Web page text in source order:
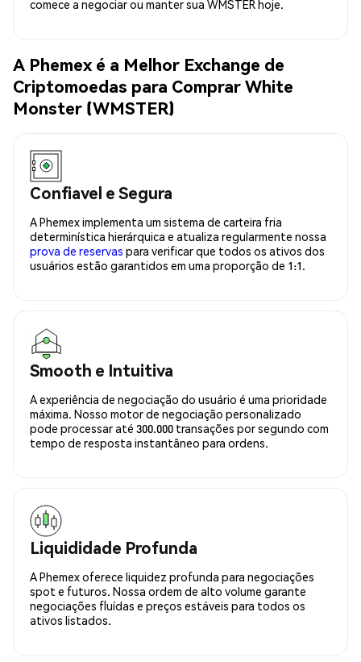
comece a negociar ou manter sua WMSTER hoje.
A Phemex é a Melhor Exchange de
Criptomoedas para Comprar White
Monster (WMSTER)
Confiavel e Segura
A Phemex implementa um sistema de carteira fria
determinística hierárquica e atualiza regularmente nossa
prova de reservas para verificar que todos os ativos dos
usuários estão garantidos em uma proporção de 1:1.
Smooth e Intuitiva
A experiência de negociação do usuário é uma prioridade
máxima. Nosso motor de negociação personalizado
pode processar até 300.000 transações por segundo com
tempo de resposta instantâneo para ordens.
Liquididade Profunda
A Phemex oferece liquidez profunda para negociações
spot e futuros. Nossa ordem de alto volume garante
negociações fluídas e preços estáveis para todos os
ativos listados.